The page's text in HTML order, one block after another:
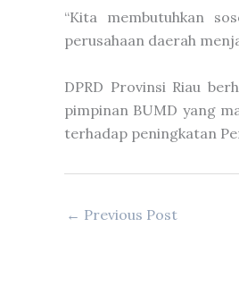
“Kita membutuhkan
perusahaan daerah
DPRD Provinsi Riau
pimpinan BUMD yang
terhadap peningkatan
← Previous Post